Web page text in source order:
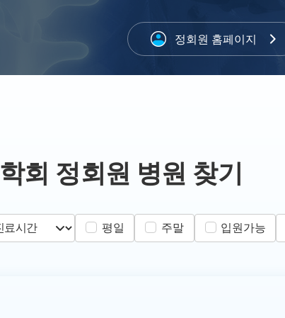
정회원 홈페이지
학회 정회원 병원 찾기
평일 주말 입원가능